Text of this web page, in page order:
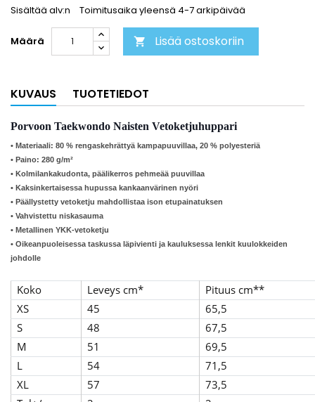
Sisältää alv:n Toimitusaika yleensä 4-7 arkipäivää
Määrä  Lisää ostoskoriin
KUVAUS TUOTETIEDOT
Porvoon Taekwondo Naisten Vetoketjuhuppari
• Materiaali: 80 % rengaskehrättyä kampapuuvillaa, 20 % polyesteriä
• Paino: 280 g/m²
• Kolmilankakudonta, päälikerros pehmeää puuvillaa
• Kaksinkertaisessa hupussa kankaanvärinen nyöri
• Päällystetty vetoketju mahdollistaa ison etupainatuksen
• Vahvistettu niskasauma
• Metallinen YKK-vetoketju
• Oikeanpuoleisessa taskussa läpivienti ja kauluksessa lenkit kuulokkeiden
johdolle
Koko Leveys cm*
Pituus cm**
XS
45
65,5
S
48
67,5
M
51
69,5
L
54
71,5
XL
57
73,5